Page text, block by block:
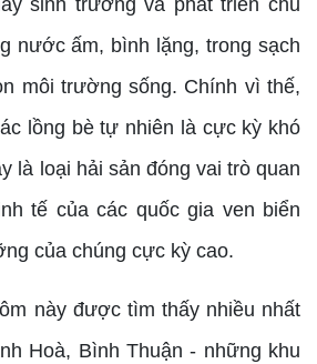
sinh trưởng và phát triển chủ
nước ấm, bình lặng, trong sạch
môi trường sống. Chính vì thế,
lồng bè tự nhiên là cực kỳ khó
là loại hải sản đóng vai trò quan
tế của các quốc gia ven biển
của chúng cực kỳ cao.
này được tìm thấy nhiều nhất
Hoà, Bình Thuận - những khu